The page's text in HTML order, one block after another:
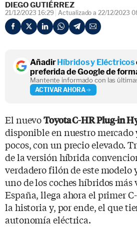
DIEGO GUTIÉRREZ
21/12/2023 16:29 Actualizado a 22/12/2023
AñadirHíbridos y Eléctricos
preferida de Google de
Mantente informado con las
ACTIVAR AHORA
El nuevoToyota C-HR Plug-in
disponible en nuestro mercado
pocos, con un precio elevado.
de la versión híbrida
verdadero filón de este modelo
uno de los coches híbridos más
España, llega ahora el primer
la historia y, por ende, el que
autonomía eléctrica.